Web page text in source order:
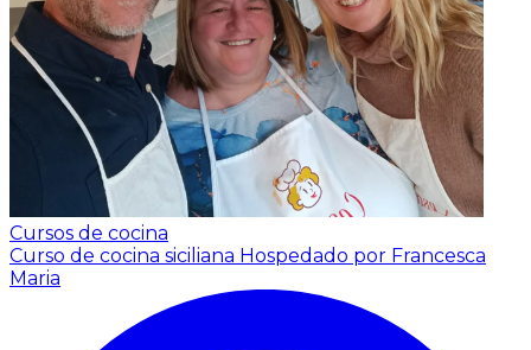
Cursos de cocina
Curso de cocina siciliana Hospedado por Francesca
Maria